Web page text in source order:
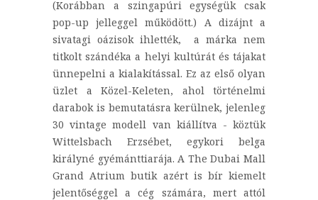
(Korábban a szingapúri egységük csak
pop-up jelleggel működött.) A dizájnt a
sivatagi oázisok ihlették, a márka nem
titkolt szándéka a helyi kultúrát és tájakat
ünnepelni a kialakítással. Ez az első olyan
üzlet a Közel-Keleten, ahol történelmi
darabok is bemutatásra kerülnek, jelenleg
30 vintage modell van kiállítva - köztük
Wittelsbach Erzsébet, egykori belga
királyné gyémánttiarája. A The Dubai Mall
Grand Atrium butik azért is bír kiemelt
jelentőséggel a cég számára, mert attól